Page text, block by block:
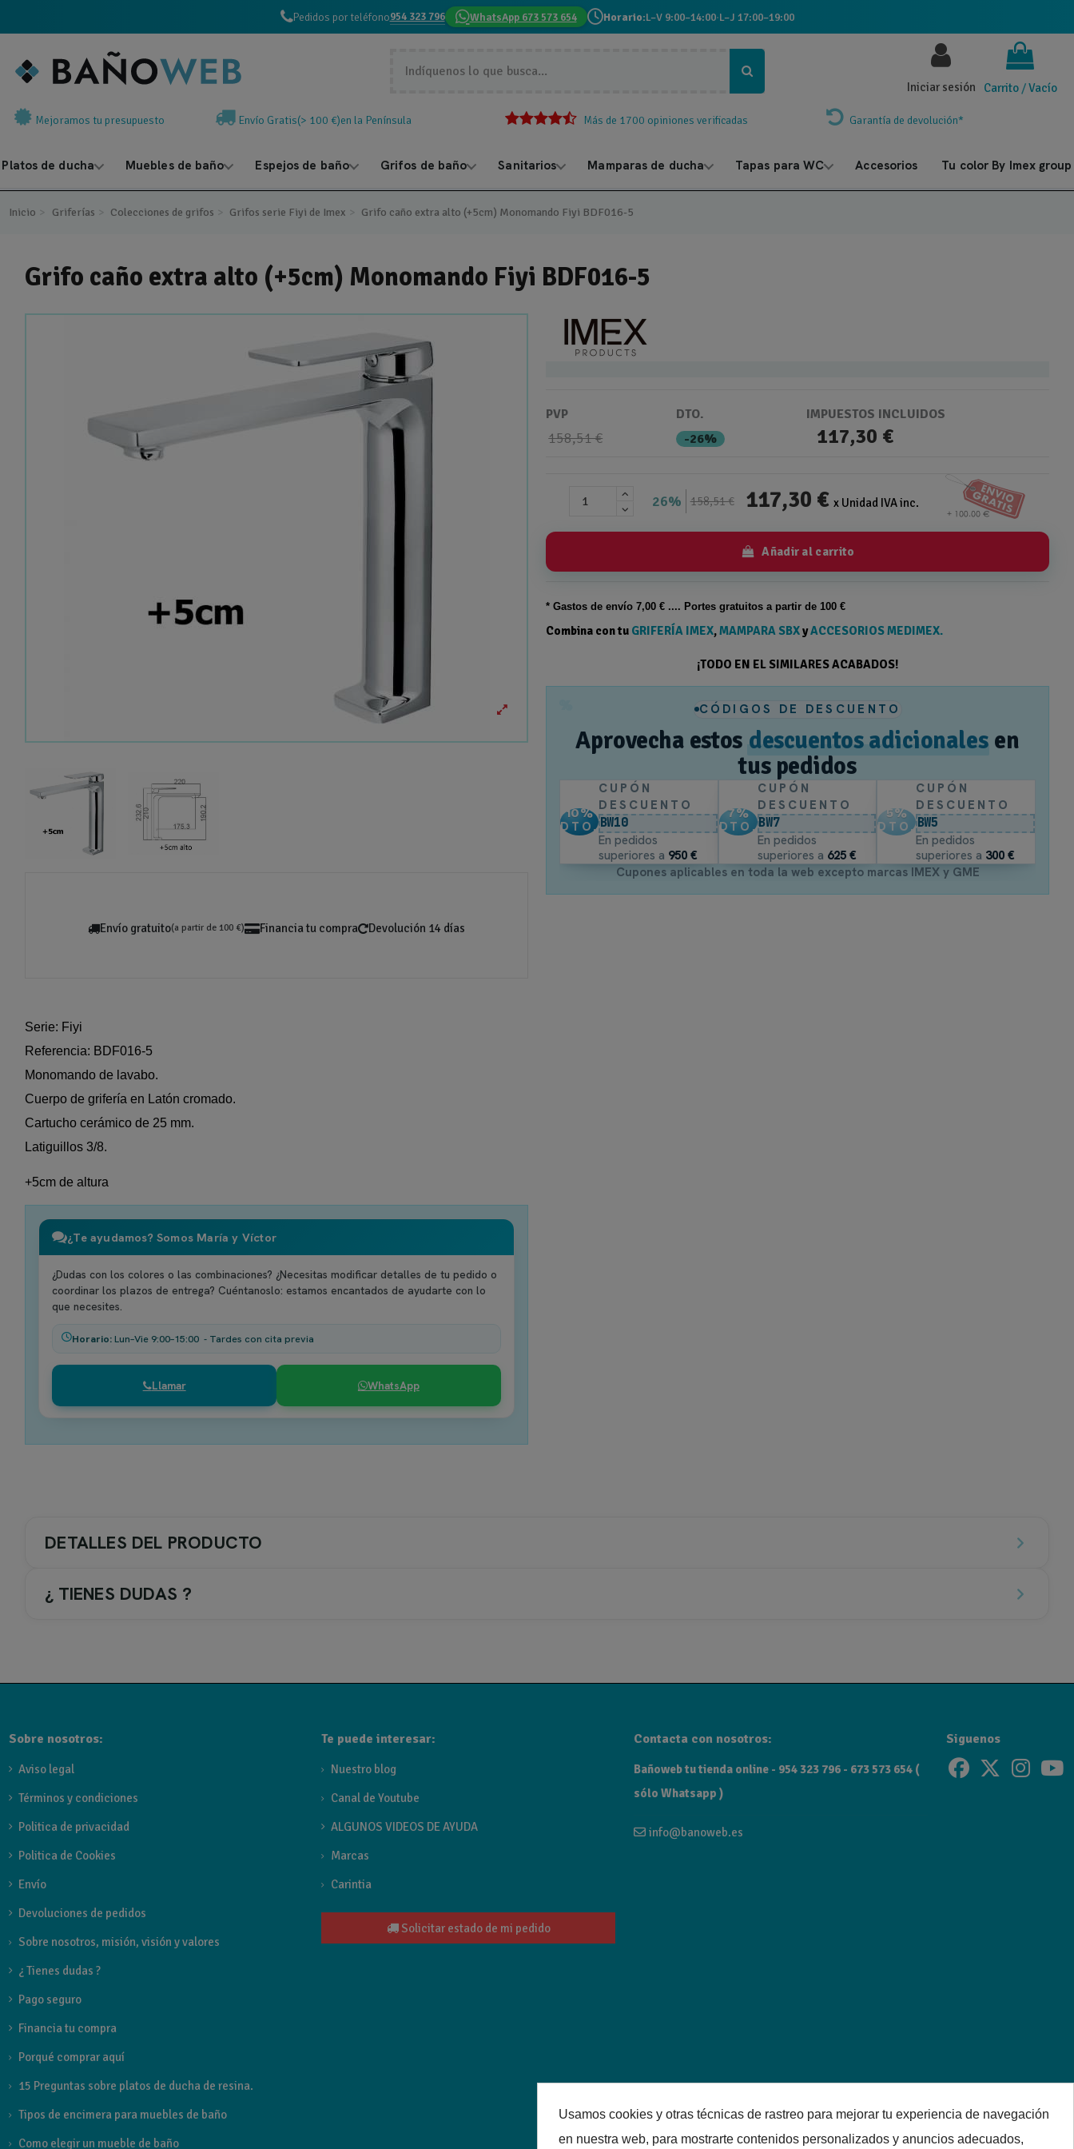
Pedidos por teléfono954 323 796 WhatsApp 673 573 654 Horario:L–V 9:00–14:00·L–J 17:00–19:00
Carrito /Vacío
Iniciar sesión
Mejoramos tu presupuesto Envío Gratis(> 100 €)en la Península Más de 1700 opiniones verificadas Garantía de devolución*
Platos de ducha Muebles de baño Espejos de baño Grifos de baño Sanitarios Mamparas de ducha Tapas para WC Accesorios Tu color By Imex group
Inicio Griferías Colecciones de grifos Grifos serie Fiyi de Imex Grifo caño extra alto (+5cm) Monomando Fiyi BDF016-5
Grifo caño extra alto (+5cm) Monomando Fiyi BDF016-5
Envío gratuito(a partir de 100 €) Financia tu compra Devolución 14 días
Serie: Fiyi
Referencia: BDF016-5
Monomando de lavabo.
Cuerpo de grifería en Latón cromado.
Cartucho cerámico de 25 mm.
Latiguillos 3/8.
+5cm de altura
¿Te ayudamos? Somos María y Víctor
¿Dudas con los colores o las combinaciones? ¿Necesitas modificar detalles de tu pedido o
coordinar los plazos de entrega? Cuéntanoslo: estamos encantados de ayudarte con lo
que necesites.
Horario:Lun–Vie 9:00–15:00 - Tardes con cita previa
Llamar WhatsApp
PVP
158,51 €
DTO.
-26%
IMPUESTOS INCLUIDOS
117,30 €
26% 158,51 € 117,30 € x Unidad IVA inc.
Añadir al carrito
* Gastos deenvío 7,00 € .... Portes gratuitos a partir de 100 €
Combina con tu GRIFERÍA IMEX,MAMPARA SBXyACCESORIOS MEDIMEX.
¡TODO EN EL SIMILARES ACABADOS!
CÓDIGOS DE DESCUENTO
Aprovecha estos descuentos adicionales en
tus pedidos
10%
DTO.
CUPÓN
DESCUENTO
BW10
En pedidos
superiores a 950 €
7%
DTO.
CUPÓN
DESCUENTO
BW7
En pedidos
superiores a 625 €
5%
DTO.
CUPÓN
DESCUENTO
BW5
En pedidos
superiores a 300 €
Cupones aplicables en toda la web excepto marcas IMEX y GME
DETALLES DEL PRODUCTO
¿ TIENES DUDAS ?
TIPOS PARA COLORES
Griferia
FAMILIA GRIFO
ReferenciaBDF016-5
EstadoNuevo
Sobre nosotros:
Aviso legal
Términos y condiciones
Politica de privacidad
Politica de Cookies
Envío
Devoluciones de pedidos
Sobre nosotros, misión, visión y valores
¿ Tienes dudas ?
Pago seguro
Financia tu compra
Porqué comprar aquí
15 Preguntas sobre platos de ducha de resina.
Tipos de encimera para muebles de baño
Como elegir un mueble de baño
Te puede interesar:
Nuestro blog
Canal de Youtube
ALGUNOS VIDEOS DE AYUDA
Marcas
Carintia
Solicitar estado de mi pedido
Contacta con nosotros:
Bañoweb tu tienda online - 954 323 796 - 673 573 654 (
sólo Whatsapp )
info@banoweb.es
Siguenos
Usamos cookies y otras técnicas de rastreo para mejorar tu experiencia de navegación
en nuestra web, para mostrarte contenidos personalizados y anuncios adecuados,